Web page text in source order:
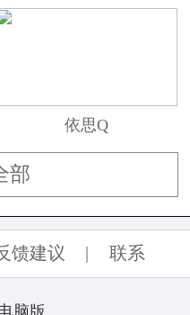
艺术。消费者可以
适合的鞋子，从而
是搭配休闲装还是
着增添亮点，让每一
依思Q
部
馈建议 联系